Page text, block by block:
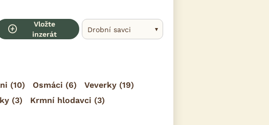
Vložte
inzerát
Drobní savci
(10) Osmáci (6) Veverky (19)
(3) Krmní hlodavci (3)